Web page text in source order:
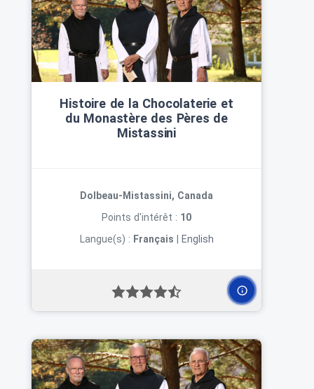
Histoire de la Chocolaterie et
du Monastère des Pères de
Mistassini
Dolbeau-Mistassini, Canada
Points d'intérêt : 10
Langue(s) : Français English